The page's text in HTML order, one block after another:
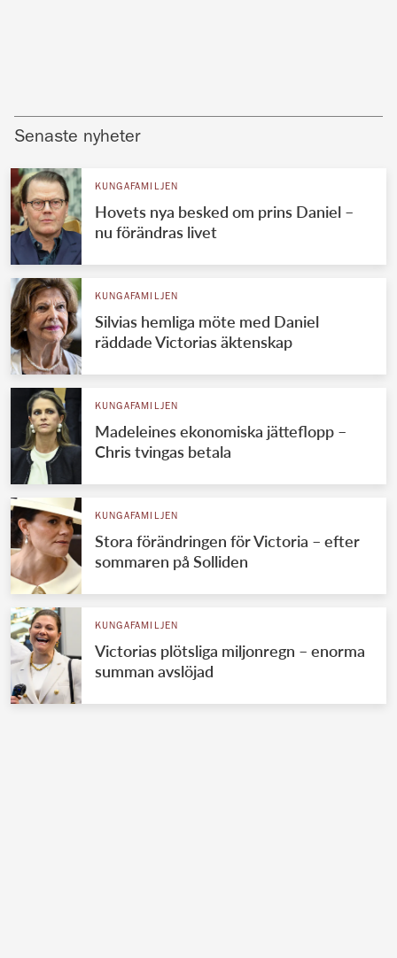
Senaste nyheter
KUNGAFAMILJEN
Hovets nya besked om prins Daniel –
nu förändras livet
KUNGAFAMILJEN
Silvias hemliga möte med Daniel
räddade Victorias äktenskap
KUNGAFAMILJEN
Madeleines ekonomiska jätteflopp –
Chris tvingas betala
KUNGAFAMILJEN
Stora förändringen för Victoria – efter
sommaren på Solliden
KUNGAFAMILJEN
Victorias plötsliga miljonregn – enorma
summan avslöjad